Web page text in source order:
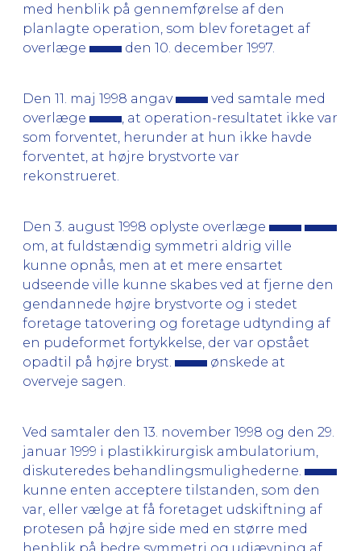
med henblik på gennemførelse af den
planlagte operation, som blev foretaget af
overlæge
den 10. december 1997.
Den 11. maj 1998 angav
ved samtale med
overlæge
, at operation-resultatet ikke var
som forventet, herunder at hun ikke havde
forventet, at højre brystvorte var
rekonstrueret.
Den 3. august 1998 oplyste overlæge
om, at fuldstændig symmetri aldrig ville
kunne opnås, men at et mere ensartet
udseende ville kunne skabes ved at fjerne den
gendannede højre brystvorte og i stedet
foretage tatovering og foretage udtynding af
en pudeformet fortykkelse, der var opstået
opadtil på højre bryst.
ønskede at
overveje sagen.
Ved samtaler den 13. november 1998 og den 29.
januar 1999 i plastikkirurgisk ambulatorium,
diskuteredes behandlingsmulighederne.
kunne enten acceptere tilstanden, som den
var, eller vælge at få foretaget udskiftning af
protesen på højre side med en større med
henblik på bedre symmetri og udjævning af